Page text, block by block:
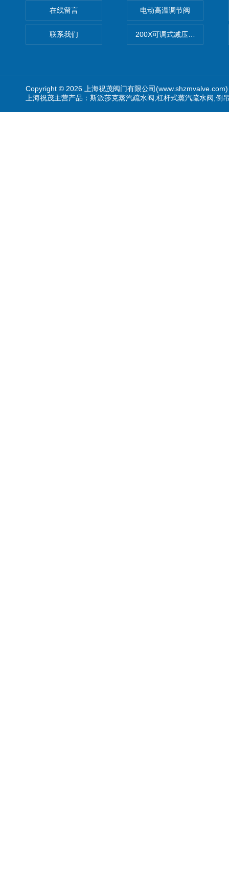
在线留言
联系我们
电动高温调节阀
200X可调式减压阀（减压稳
Copyright © 2026 上海祝茂阀门有限公司
上海祝茂主营产品：斯派莎克蒸汽疏水阀,杠杆式蒸汽疏水阀,倒